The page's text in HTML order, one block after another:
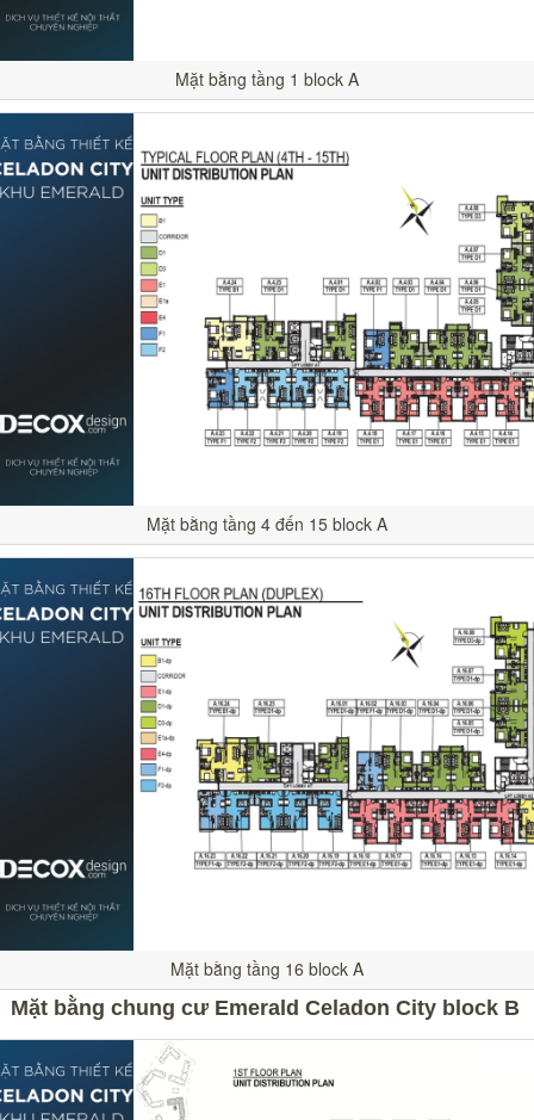
Mặt bằng tầng 1 block A
Mặt bằng tầng 4 đến 15 block A
Mặt bằng tầng 16 block A
Mặt bằng chung cư Emerald Celadon City block B